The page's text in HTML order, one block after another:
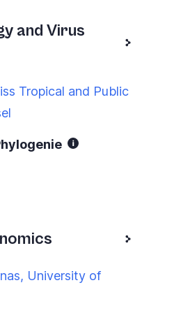
and Virus
Tropical and Public
University of